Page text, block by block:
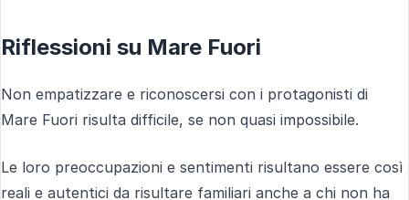
Riflessioni su Mare Fuori
Non empatizzare e riconoscersi con i protagonisti di
Mare Fuori risulta difficile, se non quasi impossibile.
Le loro preoccupazioni e sentimenti risultano essere così
reali e autentici da risultare familiari anche a chi non ha